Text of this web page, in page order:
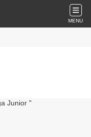
MENU